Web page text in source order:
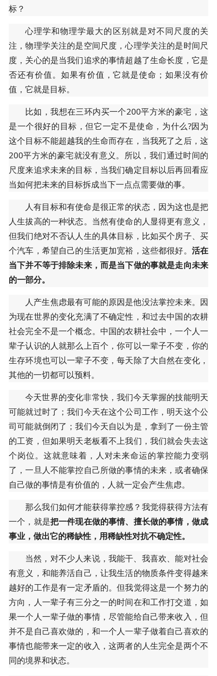
标？
心理学和物理学最大的区别就是对不同尺度的关
注，物理学关注的是空间尺度，心理学关注的是时间尺
度，关心的是当我们追求的事情超越了生命长度，它是
否还有价值。如果有价值，它就是使命；如果没有价
值，它就是目标。
比如，我想在三环内买一个200平方米的豪宅，这
是一个很好的目标，但它一定不是使命，为什么?因为
这个目标不能超越我的生命而存在，当我死了之后，这
200平方米的豪宅就没有意义。所以，我们通过时间的
尺度来追求未来的目标，当我们确定目标以后再回看应
当如何把未来的目标拆成当下一点点需要做的事。
人有目标和有使命是很正常的状态，因为这也是把
人生拔高的一种状态。当然有使命的人显得更有意义，
但我们绝对不否认人生的具体目标，比如买个房子、买
个汽车，希望自己的生活更加宽裕，这些都很好。 活在
当下并不等于排除未来，而是当下做的事就是走向未来
的一部分。
人产生焦虑最有可能的原因是他没法掌控未来。因
为现在世界的变化充满了不确定性，和过去中国的农耕
社会完全不是一个概念。中国的农耕社会中，一个人一
辈子认识的人就那么上百个，你可以一辈子不变，你的
生存环境也可以一辈子不变，每天除了大自然在变化，
其他的一切都可以预料。
今天世界的变化非常快，我们今天掌握的技能明天
可能就过时了；我们今天在这个公司工作，明天这个公
司可能就倒闭了；我们今天自以为是，拿到了一份主管
的工资，但如果明天老板看不上我们，我们就会失去这
个岗位。这就意味着，人对未来命运的掌控能力变弱
了，一旦人不能掌控自己所做的事情的未来，或者确保
自己做的事情是有价值的，人就一定会产生焦虑。
那么我们如何才能获得掌控感？我觉得获得方法有
一个，就是把一件现在做的事情、擅长做的事情，做成
事业，做出它的稀缺性，用稀缺性对抗不确定性。
当然，对不少人来说，我能干、我喜欢、能对社会
有意义，和能养活自己，让我生活的物质条件变得越来
越好的工作是有一定矛盾的。但我觉得这是一个努力的
方向，人一辈子有三分之一的时间在和工作打交道，如
果一个人一辈子做的事情，尽管能给自己带来收入，但
并不是自己喜欢做的，和一个人一辈子做着自己喜欢的
事情也能带来一定的收入，这两者的人生完全是两个不
同的境界和状态。